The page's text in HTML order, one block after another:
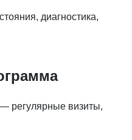
диагностика,
регулярные визиты,